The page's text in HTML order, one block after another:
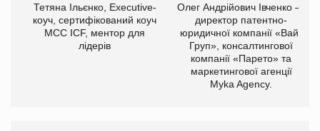
Тетяна Ільєнко, Executive-
коуч, сертифікований коуч
МСС ICF, ментор для
лідерів
Олег Андрійович Івченко —
директор патентно-
юридичної компанії «Вайз
Груп», консалтингової
компанії «Парето» та
маркетингової агенції
Myka Agency.